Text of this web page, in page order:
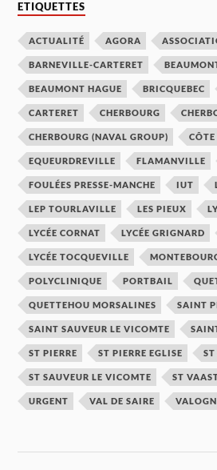
ETIQUETTES
ACTUALITÉ AGORA
BARNEVILLE-CARTERET
BEAUMONT HAGUE BRICQUEBEC
CARTERET CHERBOURG
CHERBOURG (NAVAL GROUP) CÔTE
EQUEURDREVILLE FLAMANVILLE
FOULÉES PRESSE-MANCHE IUT
LEP TOURLAVILLE LES PIEUX
LYCÉE CORNAT LYCÉE GRIGNARD
LYCÉE TOCQUEVILLE
POLYCLINIQUE PORTBAIL
QUETTEHOU MORSALINES SAINT
SAINT SAUVEUR LE VICOMTE
ST PIERRE ST PIERRE EGLISE
ST SAUVEUR LE VICOMTE ST
URGENT VAL DE SAIRE